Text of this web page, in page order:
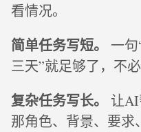
看情况。
简单任务写短。
一句
三天”就足够了，不
复杂任务写长。
让AI
那角色、背景、要求